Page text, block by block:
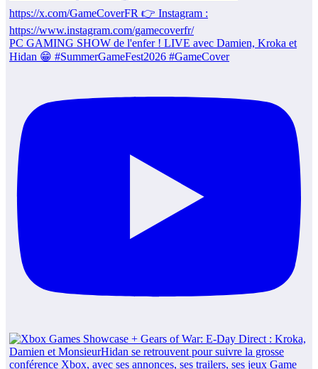
PC GAMING SHOW de l'enfer ! LIVE avec Damien, Kroka et
Hidan 😁 #SummerGameFest2026 #GameCover